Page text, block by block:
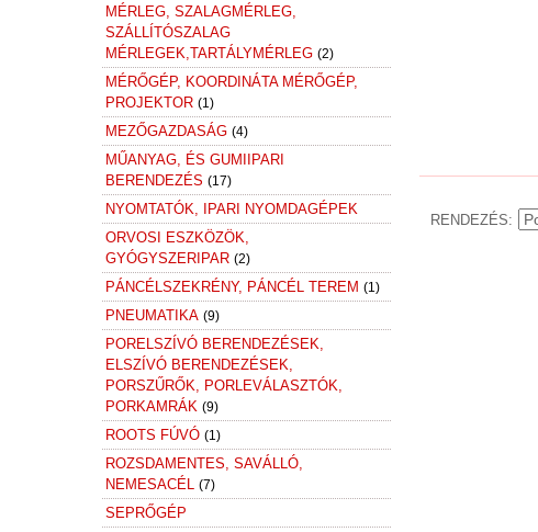
MÉRLEG, SZALAGMÉRLEG,
SZÁLLÍTÓSZALAG
MÉRLEGEK,TARTÁLYMÉRLEG (2)
MÉRŐGÉP, KOORDINÁTA MÉRŐGÉP,
PROJEKTOR (1)
MEZŐGAZDASÁG (4)
MŰANYAG, ÉS GUMIIPARI
BERENDEZÉS (17)
NYOMTATÓK, IPARI NYOMDAGÉPEK
ORVOSI ESZKÖZÖK,
GYÓGYSZERIPAR (2)
PÁNCÉLSZEKRÉNY, PÁNCÉL TEREM (1)
PNEUMATIKA (9)
PORELSZÍVÓ BERENDEZÉSEK,
ELSZÍVÓ BERENDEZÉSEK,
PORSZŰRŐK, PORLEVÁLASZTÓK,
PORKAMRÁK (9)
ROOTS FÚVÓ (1)
ROZSDAMENTES, SAVÁLLÓ,
NEMESACÉL (7)
SEPRŐGÉP
RENDEZÉS